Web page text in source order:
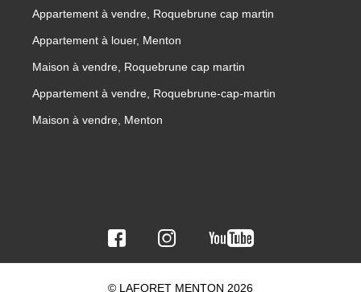
Appartement à vendre, Roquebrune cap martin
Appartement à louer, Menton
Maison à vendre, Roquebrune cap martin
Appartement à vendre, Roquebrune-cap-martin
Maison à vendre, Menton
© LAFORET MENTON 2026